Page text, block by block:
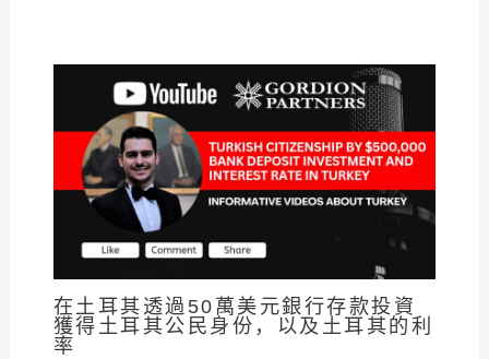
在土耳其透過50萬美元銀行存款投資
獲得土耳其公民身份，以及土耳其的利
率